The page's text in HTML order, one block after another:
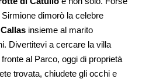
dimorò la celebre
insieme al marito
Divertitevi a cercare la villa
al Parco, oggi di proprietà
trovata, chiudete gli occhi e